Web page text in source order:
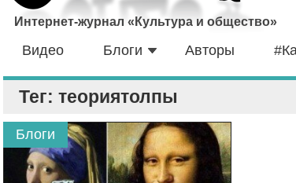
Интернет-журнал «Культура и общество»
Видео Блоги Авторы
Тег: теориятолпы
Блоги